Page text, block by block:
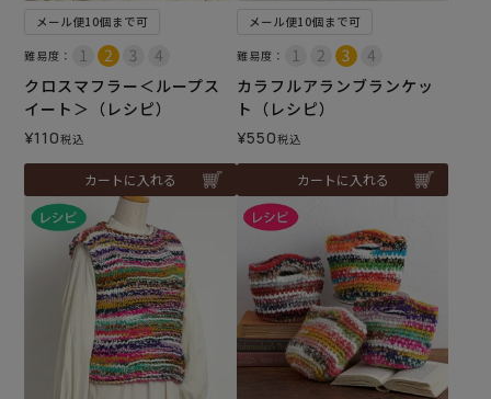
メール便10個まで可
難易度：
クロスマフラー＜ループス
イート＞（レシピ）
¥110税込
カートに入れる
メール便10個まで可
難易度：
カラフルアランブランケッ
ト（レシピ）
¥550税込
カートに入れる